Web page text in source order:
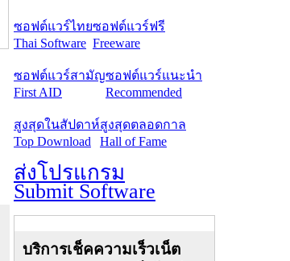
ซอฟต์แวร์ไทย
Thai Software
ซอฟต์แวร์ฟรี
Freeware
ซอฟต์แวร์สามัญ
First AID
ซอฟต์แวร์แนะนำ
Recommended
สูงสุดในสัปดาห์
Top Download
สูงสุดตลอดกาล
Hall of Fame
ส่งโปรแกรม
Submit Software
บริการเช็คความเร็วเน็ต